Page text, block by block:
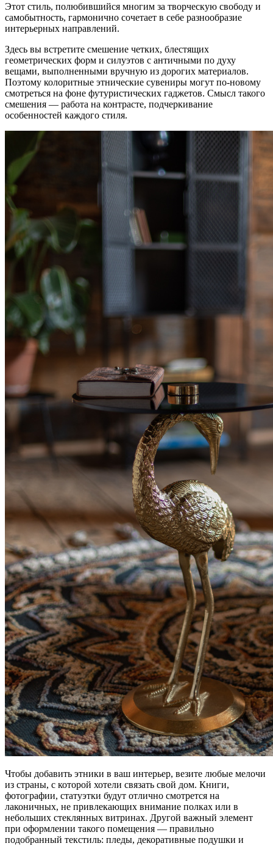
Этот стиль, полюбившийся многим за творческую свободу и
самобытность, гармонично сочетает в себе разнообразие
интерьерных направлений.
Здесь вы встретите смешение четких, блестящих
геометрических форм и силуэтов с античными по духу
вещами, выполненными вручную из дорогих материалов.
Поэтому колоритные этнические сувениры могут по-новому
смотреться на фоне футуристических гаджетов. Смысл такого
смешения — работа на контрасте, подчеркивание
особенностей каждого стиля.
Чтобы добавить этники в ваш интерьер, везите любые мелочи
из страны, с которой хотели связать свой дом. Книги,
фотографии, статуэтки будут отлично смотрется на
лаконичных, не привлекающих внимание полках или в
небольших стеклянных витринах. Другой важный элемент
при оформлении такого помещения — правильно
подобранный текстиль: пледы, декоративные подушки и